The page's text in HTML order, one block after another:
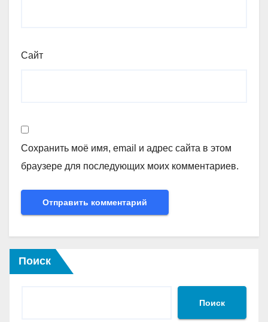
Сайт
Сохранить моё имя, email и адрес сайта в этом
браузере для последующих моих комментариев.
Поиск
Поиск